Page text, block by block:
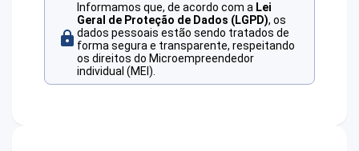
Informamos que, de acordo com a Lei
Geral de Proteção de Dados (LGPD), os
dados pessoais estão sendo tratados de
forma segura e transparente, respeitando
os direitos do Microempreendedor
individual (MEI).